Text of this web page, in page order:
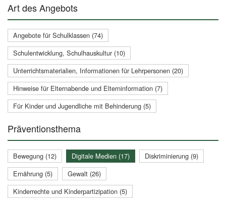
Art des Angebots
Angebote für Schulklassen (74)
Schulentwicklung, Schulhauskultur (10)
Unterrichtsmaterialien, Informationen für Lehrpersonen (20)
Hinweise für Elternabende und Elterninformation (7)
Für Kinder und Jugendliche mit Behinderung (5)
Präventionsthema
Bewegung (12) Digitale Medien (17)
Diskriminierung (9)
Ernährung (5)
Gewalt (26)
Kinderrechte und Kinderpartizipation (5)